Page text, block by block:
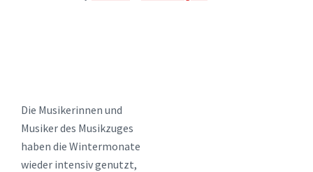
Die Musikerinnen und
Musiker des Musikzuges
haben die Wintermonate
wieder intensiv genutzt,